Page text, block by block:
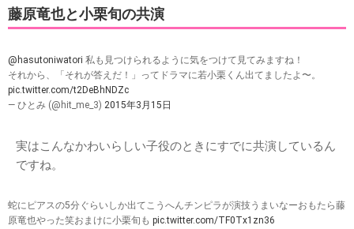
藤原竜也と小栗旬の共演
@hasutoniwatori 私も見つけられるように気をつけて見てみますね！
それから、「それが答えだ！」ってドラマに若小栗くん出てましたよ〜。
pic.twitter.com/t2DeBhNDZc
— ひとみ (@hit_me_3) 2015年3月15日
実はこんなかわいらしい子役のときにすでに共演しているん
ですね。
蛇にピアスの5分ぐらいしか出てこうへんチンピラが演技うまいなーおもたら藤
原竜也やった笑おまけに小栗旬も pic.twitter.com/TF0Tx1zn36